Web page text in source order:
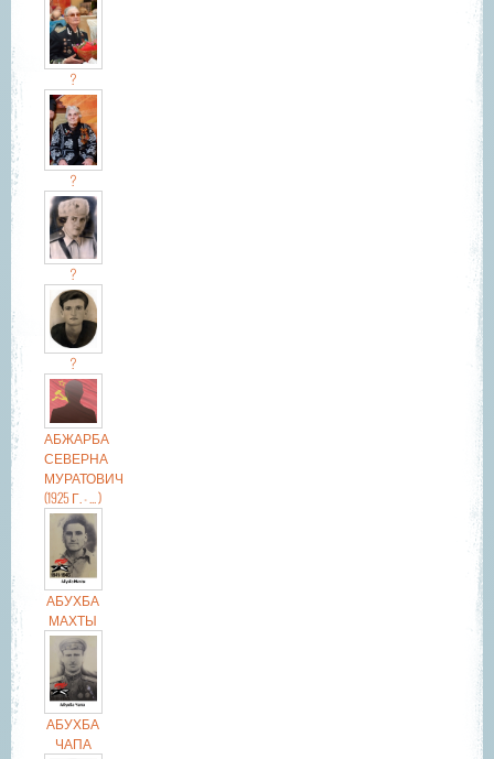
?
?
?
?
АБЖАРБА
СЕВЕРНА
МУРАТОВИЧ
(1925 Г. - ... )
АБУХБА
МАХТЫ
АБУХБА
ЧАПА